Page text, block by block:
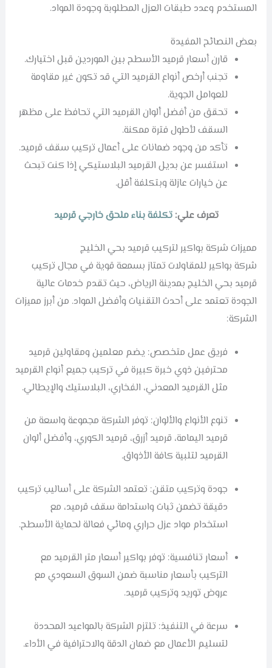
المستخدم وعدد طبقات العزل المطلوبة وجودة المواد.
بعض النصائح المفيدة
قارن أسعار قرميد الأسطح بين الموردين قبل اختيارك.
تجنب أرخص أنواع القرميد التي قد تكون غير مقاومة
للعوامل الجوية.
تحقق من أفضل ألوان القرميد التي تحافظ على مظهر
السقف لأطول فترة ممكنة.
تأكد من وجود ضمانات على أعمال تركيب سقف قرميد.
استفسر عن بديل القرميد البلاستيكي إذا كنت تبحث
عن خيارات عازلة وبتكلفة أقل.
تعرف علي:تكلفة بناء ملحق خارجي قرميد
مميزات شركة بواكير لتركيب قرميد بحي الخليج
شركة بواكير للمقاولات تمتاز بسمعة قوية في مجال تركيب
قرميد بحي الخليج بمدينة الرياض، حيث تقدم خدمات عالية
الجودة تعتمد على أحدث التقنيات وأفضل المواد. من أبرز مميزات
الشركة:
فريق عمل متخصص: يضم معلمين ومقاولين قرميد
محترفين ذوي خبرة كبيرة في تركيب جميع أنواع القرميد
مثل القرميد المعدني، الفخاري، البلاستيك والإيطالي.
تنوع الأنواع والألوان: توفر الشركة مجموعة واسعة من
قرميد اليمامة، قرميد أزرق، قرميد الكوري، وأفضل ألوان
القرميد لتلبية كافة الأذواق.
جودة وتركيب متقن: تعتمد الشركة على أساليب تركيب
دقيقة تضمن ثبات واستدامة سقف قرميد، مع
استخدام مواد عزل حراري ومائي فعالة لحماية الأسطح.
أسعار تنافسية: توفر بواكير أسعار متر القرميد مع
التركيب بأسعار مناسبة ضمن السوق السعودي مع
عروض توريد وتركيب قرميد.
سرعة في التنفيذ: تلتزم الشركة بالمواعيد المحددة
لتسليم الأعمال مع ضمان الدقة والاحترافية في الأداء.